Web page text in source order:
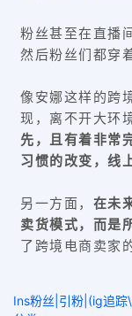
粉丝甚至在直播
然后粉丝们都穿
像安娜这样的跨
现，离不开大环
先，且有着非常
习惯的改变，线
另一方面， 在未
卖货模式，而是
了跨境电商卖家
Ins粉丝|引粉|(ig追踪